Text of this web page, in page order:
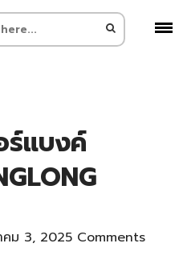
ร์แบงค์
คม 3, 2025 Comments